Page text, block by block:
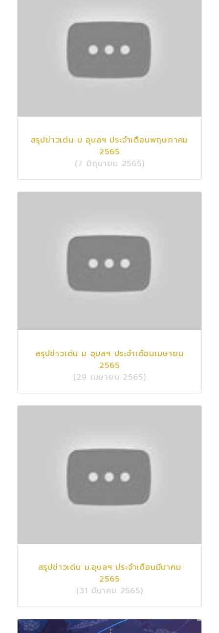
สรุปข่าวเด่น ม อุบลฯ ประจำเดือนพฤษภาคม
2565
(7 มิถุนายน 2565)
สรุปข่าวเด่น ม อุบลฯ ประจำเดือนเมษายน
2565
(29 เมษายน 2565)
สรุปข่าวเด่น ม.อุบลฯ ประจำเดือนมีนาคม
2565
(31 มีนาคม 2565)